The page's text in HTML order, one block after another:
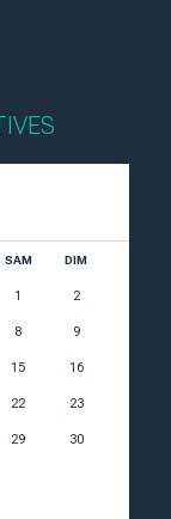
SAM DIM
1 2
8 9
15 16
22 23
29 30